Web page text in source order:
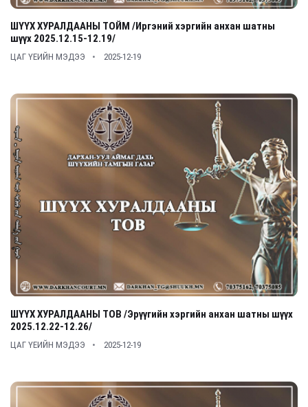
ШҮҮХ ХУРАЛДААНЫ ТОЙМ /Иргэний хэргийн анхан шатны
шүүх 2025.12.15-12.19/
ЦАГ ҮЕИЙН МЭДЭЭ 2025-12-19
ШҮҮХ ХУРАЛДААНЫ ТОВ /Эрүүгийн хэргийн анхан шатны шүүх
2025.12.22-12.26/
ЦАГ ҮЕИЙН МЭДЭЭ 2025-12-19